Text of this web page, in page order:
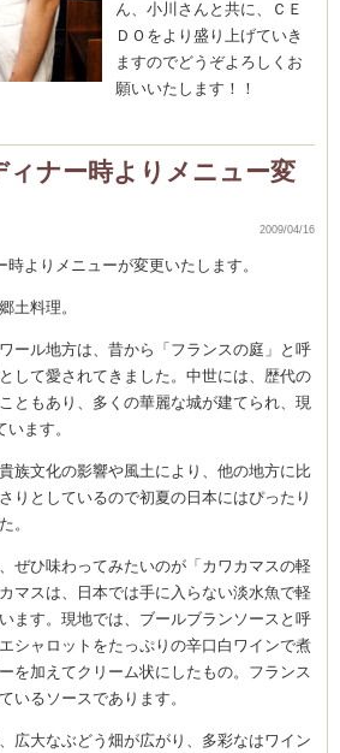
(produced by
CEDO)
ん、小川さんと共に、ＣＥ
ＤＯをより盛り上げていき
ますのでどうぞよろしくお
願いいたします！！
ィナー時よりメニュー変
2009/04/16
よりメニューが変更いたします。
土料理。
ール地方は、昔から「フランスの庭」と呼
して愛されてきました。中世には、歴代の
ともあり、多くの華麗な城が建てられ、現
ます。
族文化の影響や風土により、他の地方に比
りとしているので初夏の日本にはぴったり
。
ぜひ味わってみたいのが「カワカマスの軽
マスは、日本では手に入らない淡水魚で軽
ます。現地では、ブールブランソースと呼
シャロットをたっぷりの辛口白ワインで煮
を加えてクリーム状にしたもの。フランス
いるソースであります。
広大なぶどう畑が広がり、多彩なはワイン